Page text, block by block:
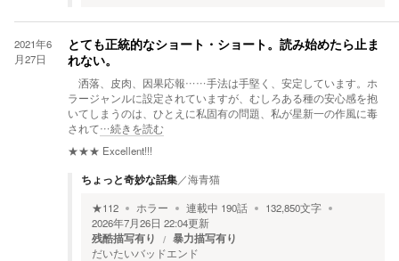
2021年6
月27日
とても正統的なショート・ショート。読み始めたら止ま
れない。
洒落、皮肉、因果応報……手法は手堅く、安定しています。ホ
ラージャンルに設定されていますが、むしろある種の安心感を抱
いてしまうのは、ひとえに私固有の問題、私が星新一の作風に毒
されて…続きを読む
★★★ Excellent!!!
ちょっと奇妙な話集／海青猫
★112 ホラー 連載中 190話 132,850文字
2026年7月26日 22:04更新
残酷描写有り 暴力描写有り
だいたいバッドエンド